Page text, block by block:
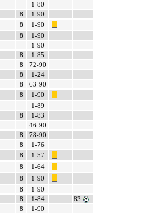
1-80
8
1-90
8
1-90
8
1-90
1-90
8
1-85
8
72-90
8
1-24
8
63-90
8
1-90
1-89
8
1-83
46-90
8
78-90
8
1-76
8
1-57
8
1-64
8
1-90
8
1-90
8 1-84
83
8 1-90